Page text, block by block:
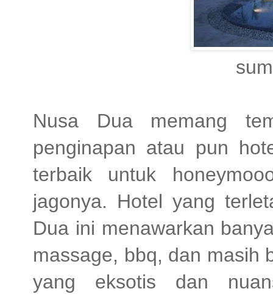
Nusa Dua memang
penginapan atau pun
terbaik untuk
jagonya. Hotel yang
Dua ini menawarkan
massage, bbq, dan masih
yang eksotis dan